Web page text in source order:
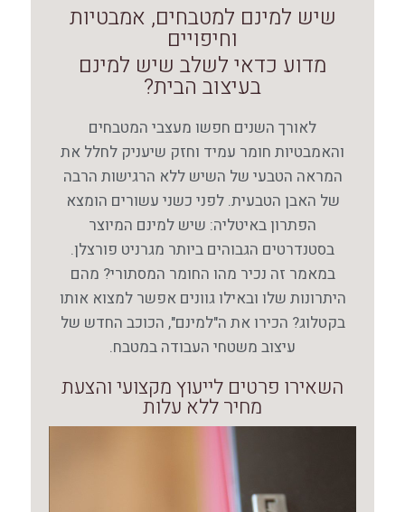
שיש למינם למטבחים, אמבטיות
וחיפויים
מדוע כדאי לשלב שיש למינם
בעיצוב הבית?
לאורך השנים חפשו מעצבי המטבחים
והאמבטיות חומר עמיד וחזק שיעניק לחלל את
המראה הטבעי של השיש ללא הרגישות הרבה
של האבן הטבעית. לפני כשני עשורים הומצא
הפתרון באיטליה: שיש למינם המיוצר
בסטנדרטים הגבוהים ביותר מגרניט פורצלן.
במאמר זה נכיר מהו החומר המסתורי? מהם
היתרונות שלו ובאילו גוונים אפשר למצוא אותו
בקטלוג? הכירו את ה"למינם", הכוכב החדש של
עיצוב משטחי העבודה במטבח.
השאירו פרטים לייעוץ מקצועי והצעת
מחיר ללא עלות